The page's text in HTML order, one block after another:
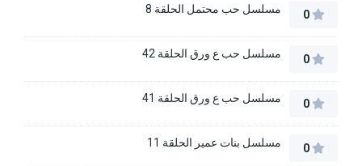
0 مسلسل حب محتمل الحلقة 8
0 مسلسل حب ع ورق الحلقة 42
0 مسلسل حب ع ورق الحلقة 41
0 مسلسل بنات عمير الحلقة 11